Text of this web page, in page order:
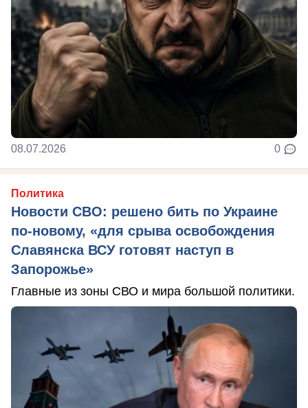
08.07.2026 0
Политика
Новости СВО: решено бить по Украине
по-новому, «для срыва освобождения
Славянска ВСУ готовят наступ в
Запорожье»
Главные из зоны СВО и мира большой политики.